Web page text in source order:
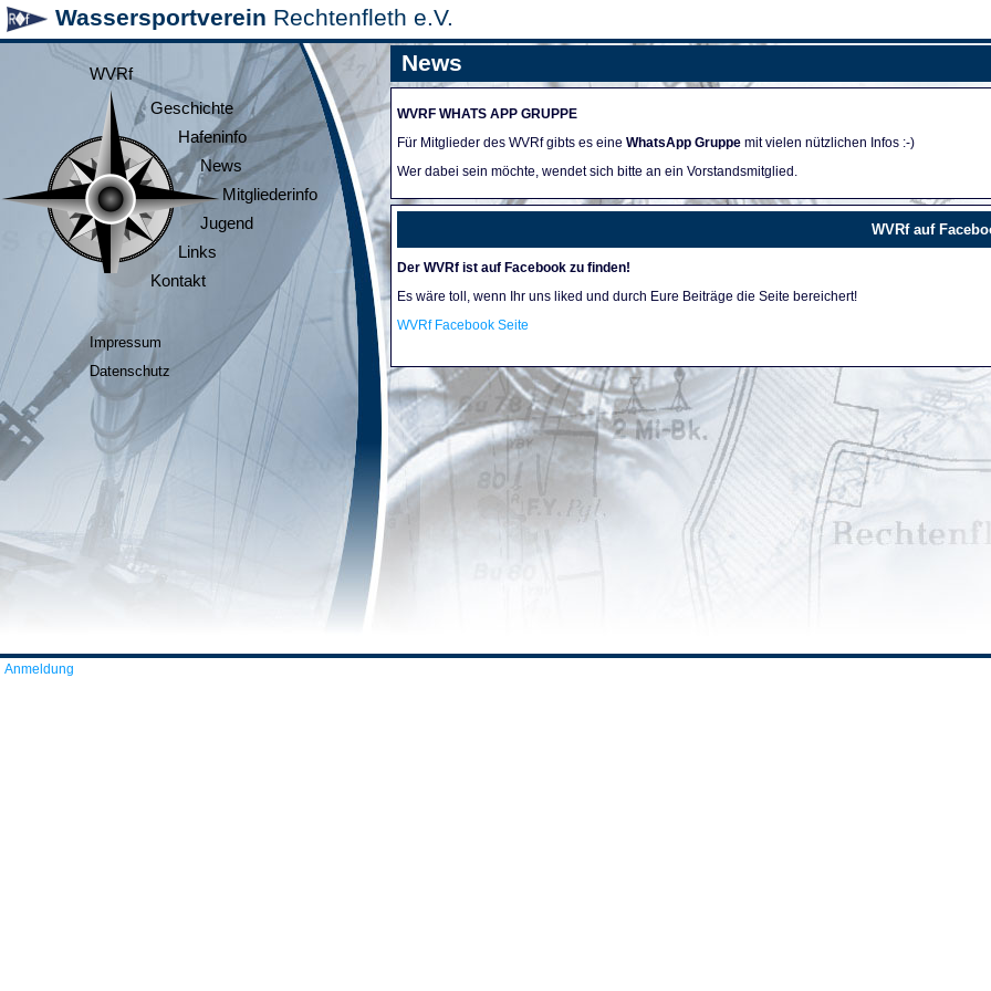
Wassersportverein Rechtenfleth e.V.
WVRf
Geschichte
Hafeninfo
News
Mitgliederinfo
Jugend
Links
Kontakt
Impressum
Datenschutz
News
WVRF WHATS APP GRUPPE
Für Mitglieder des WVRf gibts es eine WhatsApp Gruppe mit vielen nützlichen Infos :-)
Wer dabei sein möchte, wendet sich bitte an ein Vorstandsmitglied.
WVRf auf
Der WVRf ist auf Facebook zu finden!
Es wäre toll, wenn Ihr uns liked und durch Eure Beiträge die Seite bereichert!
WVRf Facebook Seite
Anmeldung